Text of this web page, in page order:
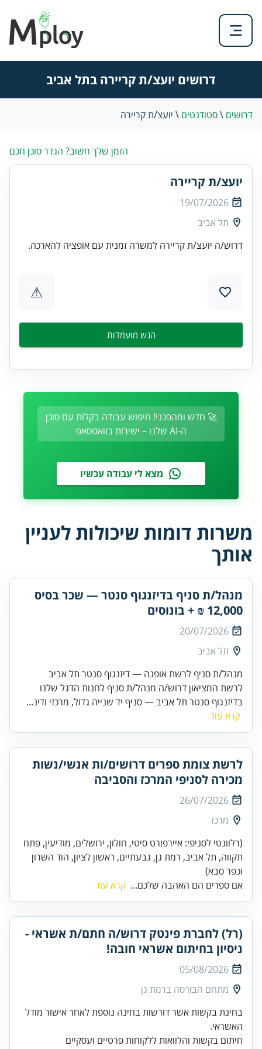
דרושים יועצ/ת קריירה בתל אביב
דרושים \סטודנטים \ יועצ/ת קריירה
הזמן שלך חשוב? הגדר סוכן חכם
יועצ/ת קריירה
19/07/2026
תל אביב
דרוש/ה יועצ/ת קריירה למשרה זמנית עם אופציה להארכה.
⚠
הגש מועמדות
🚀 חדש ומהפכני! חיפוש עבודה בקלות עם סוכן
ה-AI שלנו – ישירות בוואטסאפ
מצא לי עבודה עכשיו
משרות דומות שיכולות לעניין
אותך
מנהל/ת סניף בדיזנגוף סנטר — שכר בסיס
12,000 ₪ + בונוסים
20/07/2026
תל אביב
מנהל/ת סניף לרשת אופנה — דיזנגוף סנטר תל אביב
לרשת המציאון דרוש/ה מנהל/ת סניף לחנות הדגל שלנו
בדיזנגוף סנטר תל אביב — סניף יד שנייה גדול, מרכזי ודינ...
קרא עוד
לרשת צומת ספרים דרושים/ות אנשי/נשות
מכירה לסניפי המרכז והסביבה
26/07/2026
מרכז
(רלוונטי לסניפי: איירפורט סיטי, חולון, ירושלים, מודיעין, פתח
תקווה, תל אביב, רמת גן, גבעתיים, ראשון לציון, הוד השרון
וכפר סבא)
אם ספרים הם האהבה שלכם... קרא עוד
(רל) לחברת פינטק דרוש/ה חתם/ת אשראי -
ניסיון בחיתום אשראי חובה!
05/08/2026
מתחם הבורסה ברמת גן
בחינת בקשות אשר דורשות בחינה נוספת לאחר אישור מודל